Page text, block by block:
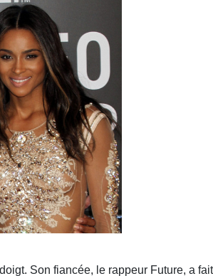
Son fiancée, le rappeur Future, a